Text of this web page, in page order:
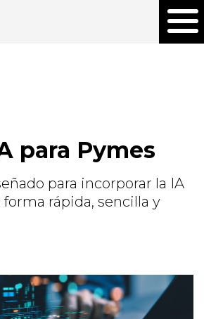
para Pymes
para incorporar la IA
forma rápida, sencilla y